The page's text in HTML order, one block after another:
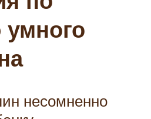
несомненно